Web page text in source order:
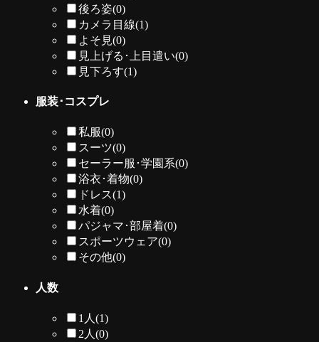
後ろ姿(0)
カメラ目線(1)
よそ見(0)
見上げる･上目遣い(0)
見下ろす(1)
服装･コスプレ
私服(0)
スーツ(0)
セーラー服･学園系(0)
浴衣･着物(0)
ドレス(1)
水着(0)
パジャマ･部屋着(0)
スポーツウェア(0)
その他(0)
人数
1人(1)
2人(0)